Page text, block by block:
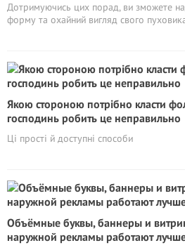
Дотримуючись цих порад, ви зможете
форму та охайний вигляд свого
Якою стороною потрібно класти
господинь робить це неправильно
Ці прості й доступні способи
Объёмные буквы, баннеры и
наружной рекламы работают лучше